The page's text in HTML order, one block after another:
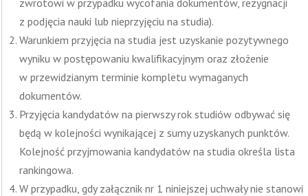
zwrotowi w przypadku wycofania dokumentów, rezygnacji
z podjęcia nauki lub nieprzyjęciu na studia).
Warunkiem przyjęcia na studia jest uzyskanie pozytywnego
wyniku w postępowaniu kwalifikacyjnym oraz złożenie
w przewidzianym terminie kompletu wymaganych
dokumentów.
Przyjęcia kandydatów na pierwszy rok studiów odbywać się
będą w kolejności wynikającej z sumy uzyskanych punktów.
Kolejność przyjmowania kandydatów na studia określa lista
rankingowa.
W przypadku, gdy załącznik nr 1 niniejszej uchwały nie stanowi